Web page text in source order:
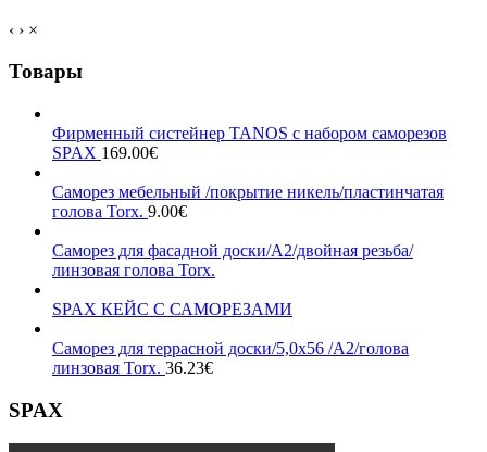
‹ › ×
Товары
Фирменный систейнер TANOS с набором саморезов
SPAX 169.00€
Саморез мебельный /покрытие никель/пластинчатая
голова Torx. 9.00€
Саморез для фасадной доски/А2/двойная резьба/
линзовая голова Torx.
SPAX КЕЙС С САМОРЕЗАМИ
Саморез для террасной доски/5,0х56 /А2/голова
линзовая Torx. 36.23€
SPAX